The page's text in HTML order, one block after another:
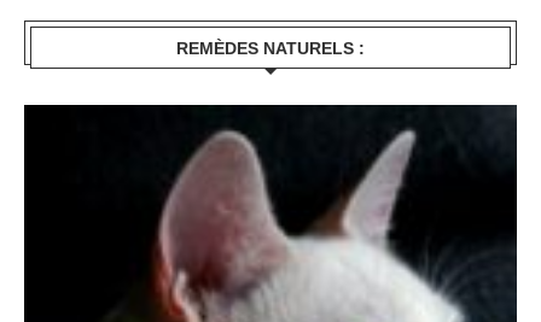
REMÈDES NATURELS :